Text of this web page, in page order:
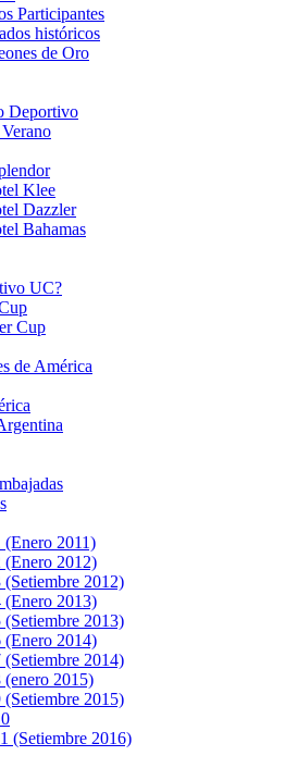
Participantes
históricos
de Oro
Deportivo
Klee
Dazzler
Bahamas
UC?
Cup
de América
2011)
2012)
2012)
2013)
2013)
2014)
2014)
2015)
2015)
(Setiembre 2016)